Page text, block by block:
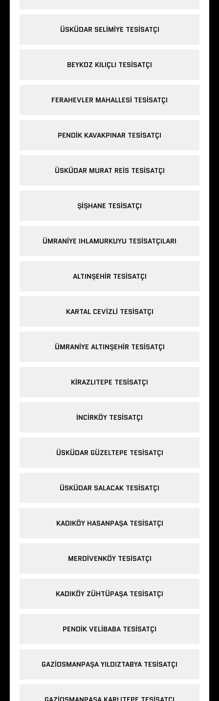
ÜSKÜDAR SELIMIYE TESISATÇI
BEYKOZ KILIÇLI TESISATÇI
FERAHEVLER MAHALLESI TESISATÇI
PENDIK KAVAKPINAR TESISATÇI
ÜSKÜDAR MURAT REIS TESISATÇI
ŞIŞHANE TESISATÇI
ÜMRANIYE IHLAMURKUYU TESISATÇILARI
ALTINŞEHIR TESISATÇI
KARTAL CEVIZLI TESISATÇI
ÜMRANIYE ALTINŞEHIR TESISATÇI
KIRAZLITEPE TESISATÇI
INCIRKÖY TESISATÇI
ÜSKÜDAR GÜZELTEPE TESISATÇI
ÜSKÜDAR SALACAK TESISATÇI
KADIKÖY HASANPAŞA TESISATÇI
MERDIVENKÖY TESISATÇI
KADIKÖY ZÜHTÜPAŞA TESISATÇI
PENDIK VELIBABA TESISATÇI
GAZIOSMANPAŞA YILDIZTABYA TESISATÇI